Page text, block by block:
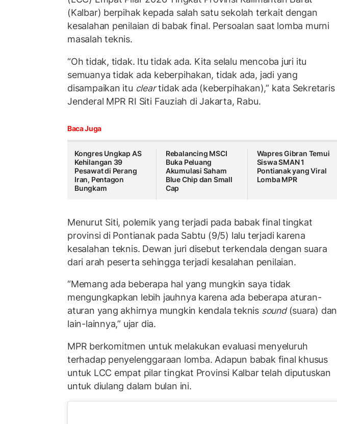
(Kalbar) berpihak kepada salah satu sekolah terkait dengan
kesalahan penilaian di babak final. Persoalan saat lomba murni
masalah teknis.
“Oh tidak, tidak. Itu tidak ada. Kita selalu mencoba juri itu
semuanya tidak ada keberpihakan, tidak ada, jadi yang
disampaikan itu cleartidak ada (keberpihakan),” kata Sekretaris
Jenderal MPR RI Siti Fauziah di Jakarta, Rabu.
Baca Juga
Kongres Ungkap AS
Kehilangan 39
Pesawat di Perang
Iran, Pentagon
Bungkam
Rebalancing MSCI
Buka Peluang
Akumulasi Saham
Blue Chip dan Small
Cap
Wapres Gibran Temui
Siswa SMAN 1
Pontianak yang Viral
Lomba MPR
Menurut Siti, polemik yang terjadi pada babak final tingkat
provinsi di Pontianak pada Sabtu (9/5) lalu terjadi karena
kesalahan teknis. Dewan juri disebut terkendala dengan suara
dari arah peserta sehingga terjadi kesalahan penilaian.
“Memang ada beberapa hal yang mungkin saya tidak
mengungkapkan lebih jauhnya karena ada beberapa aturan-
aturan yang akhirnya mungkin kendala teknis sound(suara) dan
lain-lainnya,” ujar dia.
MPR berkomitmen untuk melakukan evaluasi menyeluruh
terhadap penyelenggaraan lomba. Adapun babak final khusus
untuk LCC empat pilar tingkat Provinsi Kalbar telah diputuskan
untuk diulang dalam bulan ini.